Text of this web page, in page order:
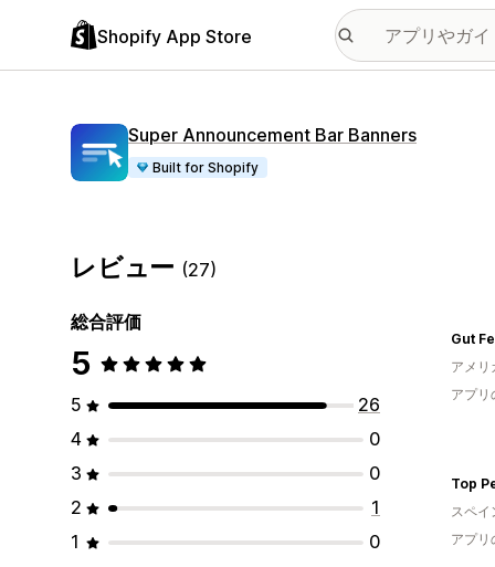
Shopify App Store
Super Announcement Bar Banners
Built for Shopify
レビュー (27)
総合評価
5
5
26
4
0
3
0
2
1
1
0
Gut
アメリ
アプリ
Top
スペイ
アプリ